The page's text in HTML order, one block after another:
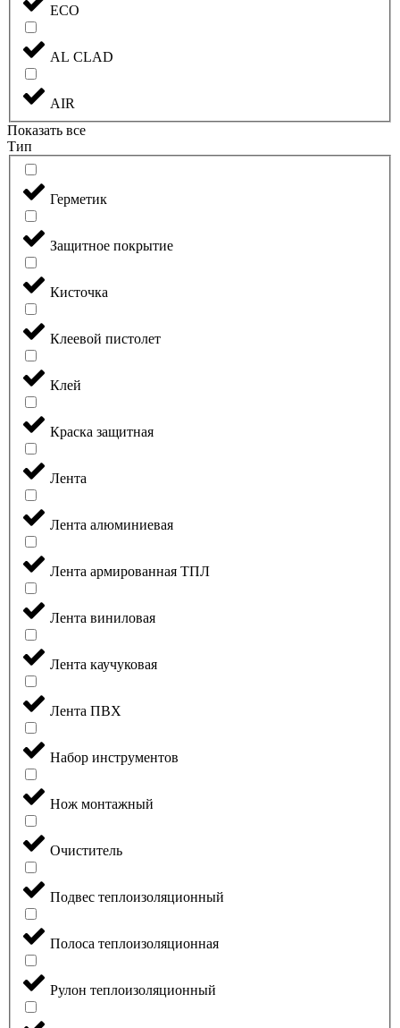
ECO
AL CLAD
AIR
Показать все
Тип
Герметик
Защитное покрытие
Кисточка
Клеевой пистолет
Клей
Краска защитная
Лента
Лента алюминиевая
Лента армированная ТПЛ
Лента виниловая
Лента каучуковая
Лента ПВХ
Набор инструментов
Нож монтажный
Очиститель
Подвес теплоизоляционный
Полоса теплоизоляционная
Рулон теплоизоляционный